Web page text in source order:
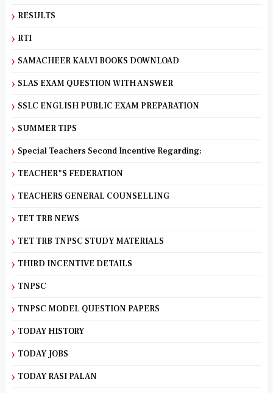
RESULTS
RTI
SAMACHEER KALVI BOOKS DOWNLOAD
SLAS EXAM QUESTION WITH ANSWER
SSLC ENGLISH PUBLIC EXAM PREPARATION
SUMMER TIPS
Special Teachers Second Incentive Regarding:
TEACHER"S FEDERATION
TEACHERS GENERAL COUNSELLING
TET TRB NEWS
TET TRB TNPSC STUDY MATERIALS
THIRD INCENTIVE DETAILS
TNPSC
TNPSC MODEL QUESTION PAPERS
TODAY HISTORY
TODAY JOBS
TODAY RASI PALAN